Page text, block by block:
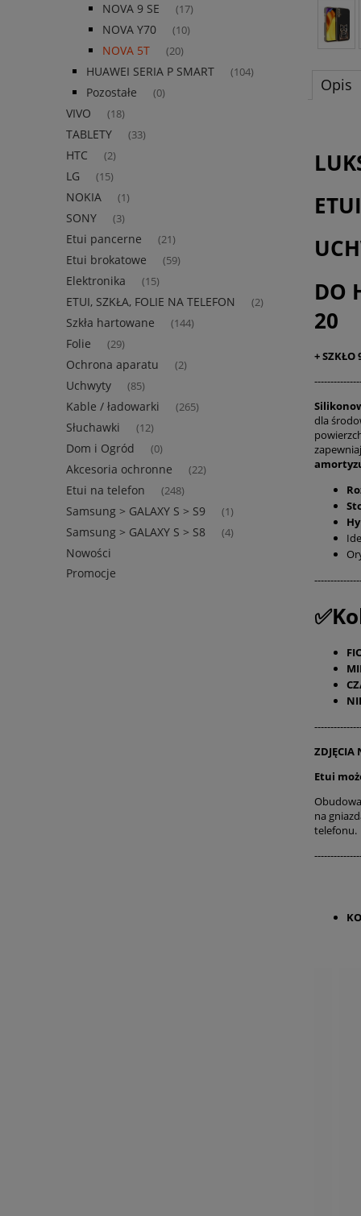
NOVA 9 SE (17)
NOVA Y70 (10)
NOVA 5T (20)
HUAWEI SERIA P SMART (104)
Pozostałe (0)
VIVO (18)
TABLETY (33)
HTC (2)
LG (15)
NOKIA (1)
SONY (3)
Etui pancerne (21)
Etui brokatowe (59)
Elektronika (15)
ETUI, SZKŁA, FOLIE NA TELEFON (2)
Szkła hartowane (144)
Folie (29)
Ochrona aparatu (2)
Uchwyty (85)
Kable / ładowarki (265)
Słuchawki (12)
Dom i Ogród (0)
Akcesoria ochronne (22)
Etui na telefon (248)
Samsung > GALAXY S > S9 (1)
Samsung > GALAXY S > S8 (4)
Nowości
Promocje
Opis
DO
20
+ SZKŁO
dla
ZDJĘCIA
Etui
na
telefonu.